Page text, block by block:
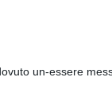
un-essere